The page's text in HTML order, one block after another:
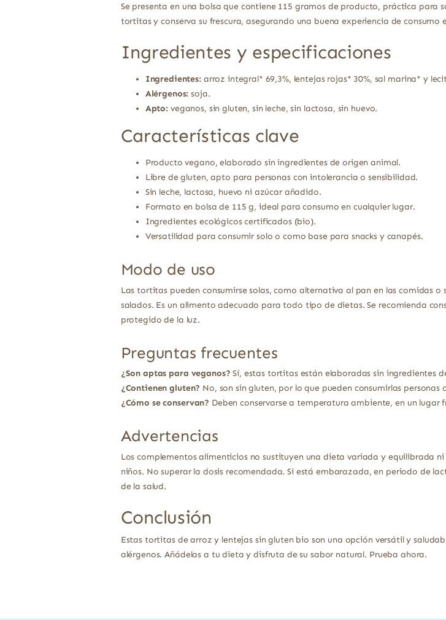
Se presenta en una bolsa que contiene 115 gramos de producto, práctica para
tortitas y conserva su frescura, asegurando una buena experiencia de consumo
Ingredientes y especificaciones
Ingredientes:arroz integral* 69,3%, lentejas rojas* 30%, sal marina* y
Alérgenos: soja.
Apto: veganos, sin gluten, sin leche, sin lactosa, sin huevo.
Características clave
Producto vegano, elaborado sin ingredientes de origen animal.
Libre de gluten, apto para personas con intolerancia o sensibilidad.
Sin leche, lactosa, huevo ni azúcar añadido.
Formato en bolsa de 115 g, ideal para consumo en cualquier lugar.
Ingredientes ecológicos certificados (bio).
Versatilidad para consumir solo o como base para snacks y canapés.
Modo de uso
Las tortitas pueden consumirse solas, como alternativa al pan en las comidas o
salados. Es un alimento adecuado para todo tipo de dietas. Se recomienda
protegido de la luz.
Preguntas frecuentes
¿Son aptas para veganos? Sí, estas tortitas están elaboradas sin ingredientes
¿Contienen gluten? No, son sin gluten, por lo que pueden consumirlas
¿Cómo se conservan? Deben conservarse a temperatura ambiente, en un
Advertencias
Los complementos alimenticios no sustituyen una dieta variada y equilibrada
niños. No superar la dosis recomendada. Si está embarazada, en periodo de
de la salud.
Conclusión
Estas tortitas de arroz y lentejas sin gluten bio son una opción versátil y
alérgenos. Añádelas a tu dieta y disfruta de su sabor natural. Prueba ahora.